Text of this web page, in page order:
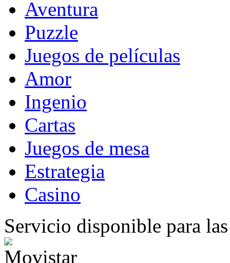
Aventura
Puzzle
Juegos de películas
Amor
Ingenio
Cartas
Juegos de mesa
Estrategia
Casino
Servicio disponible para